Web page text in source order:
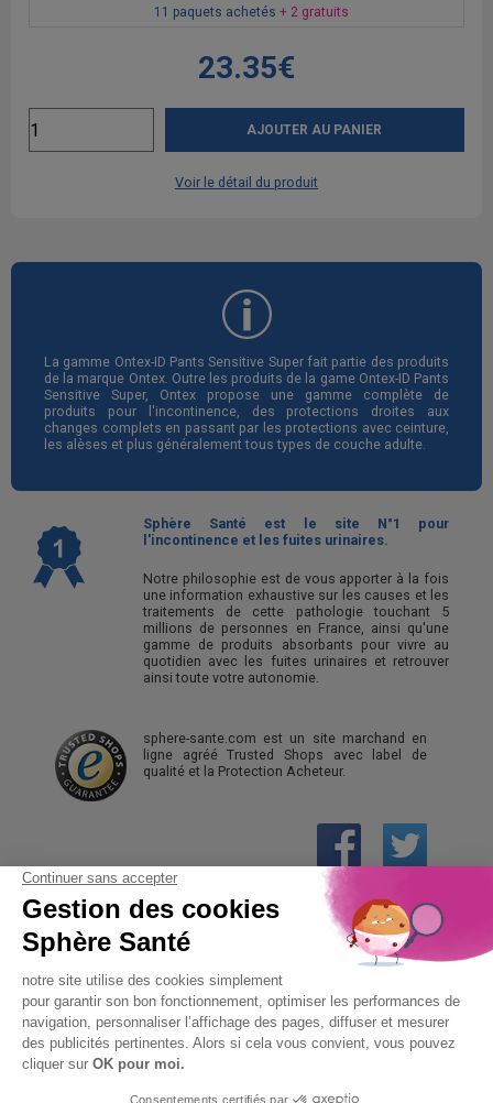
11 paquets achetés + 2 gratuits
23.35€
AJOUTER AU PANIER
Voir le détail du produit
La gamme Ontex-ID Pants Sensitive Super fait partie des produits
de la marque Ontex. Outre les produits de la game Ontex-ID Pants
Sensitive Super, Ontex propose une gamme complète de
produits pour l'incontinence, des protections droites aux
changes complets en passant par les protections avec ceinture,
les alèses et plus généralement tous types de couche adulte.
Sphère Santé est le site N°1 pour
l'incontinence et les fuites urinaires.
Notre philosophie est de vous apporter à la fois
une information exhaustive sur les causes et les
traitements de cette pathologie touchant 5
millions de personnes en France, ainsi qu'une
gamme de produits absorbants pour vivre au
quotidien avec les fuites urinaires et retrouver
ainsi toute votre autonomie.
sphere-sante.com est un site marchand en
ligne agréé Trusted Shops avec label de
qualité et la Protection Acheteur.
01 61 30 15 94
(prix d’un appel local)
CONTACTEZ-NOUS
SPHÈRE-SANTÉ © 2026